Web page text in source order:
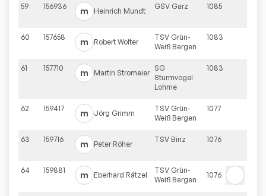
59 156936 m Heinrich Mundt
GSV Garz 1085
60 157658 m Robert Wolter
TSV Grün-
Weiß Bergen
1083
61 157710 m Martin Stromeier
SG
Sturmvogel
Lohme
1083
62 159417 m Jörg Grimm
TSV Grün-
Weiß Bergen
1077
63 159716 m Peter Röher
TSV Binz 1076
64 159881 m Eberhard Rätzel
TSV Grün-
Weiß Bergen
1076